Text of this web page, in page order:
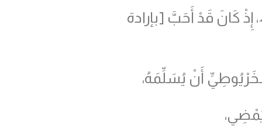
، إِذْ كَانَ قَدْ أَحَبَّ [بإرادة
أَنْ يُسَلِّمَهُ،